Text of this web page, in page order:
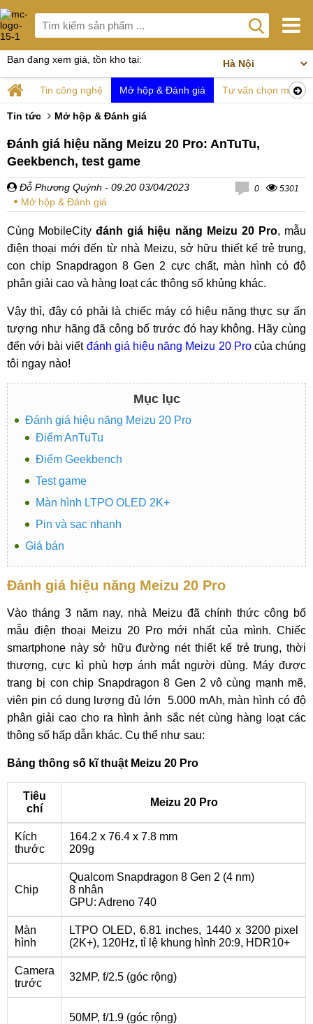
Bạn đang xem giá, tồn kho tại:
Tin công nghệ Mở hộp & Đánh giá Tư vấn chọn mua
Tin tức Mở hộp & Đánh giá
Đánh giá hiệu năng Meizu 20 Pro: AnTuTu,
Geekbench, test game
Đỗ Phương Quỳnh - 09:20 03/04/2023
Mở hộp & Đánh giá
0 5301
Cùng MobileCityđánh giá hiệu năng Meizu 20 Pro, mẫu
điện thoại mới đến từ nhà Meizu, sở hữu thiết kế trẻ trung,
con chip Snapdragon 8 Gen 2 cực chất, màn hình có độ
phân giải cao và hàng loạt các thông số khủng khác.
Vậy thì, đây có phải là chiếc máy có hiệu năng thực sự ấn
tượng như hãng đã công bố trước đó hay không. Hãy cùng
đến với bài viết đánh giá hiệu năng Meizu 20 Procủa chúng
tôi ngay nào!
Mục lục
Đánh giá hiệu năng Meizu 20 Pro
Điểm AnTuTu
Điểm Geekbench
Test game
Màn hình LTPO OLED 2K+
Pin và sạc nhanh
Giá bán
Đánh giá hiệu năng Meizu 20 Pro
Vào tháng 3 năm nay, nhà Meizu đã chính thức công bố
mẫu điện thoại Meizu 20 Pro mới nhất của mình. Chiếc
smartphone này sở hữu đường nét thiết kế trẻ trung, thời
thượng, cực kì phù hợp ánh mắt người dùng. Máy được
trang bị con chip Snapdragon 8 Gen 2 vô cùng mạnh mẽ,
viên pin có dung lượng đủ lớn 5.000 mAh, màn hình có độ
phân giải cao cho ra hình ảnh sắc nét cùng hàng loạt các
thông số hấp dẫn khác. Cụ thể như sau:
Bảng thông số kĩ thuật Meizu 20 Pro
Tiêu
chí
Meizu 20 Pro
Kích
thước
164.2 x 76.4 x 7.8 mm
209g
Chip
Qualcom Snapdragon 8 Gen 2 (4 nm)
8 nhân
GPU: Adreno 740
Màn
hình
LTPO OLED, 6.81 inches, 1440 x 3200 pixel
(2K+), 120Hz, tỉ lệ khung hình 20:9, HDR10+
Camera
trước
32MP, f/2.5 (góc rộng)
50MP, f/1.9 (góc rộng)